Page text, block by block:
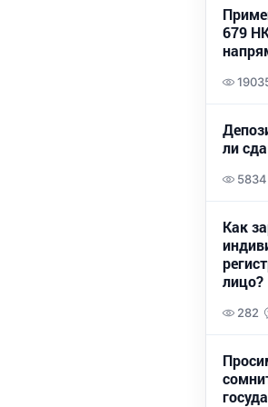
679
ли
5834
Как
лицо?
282